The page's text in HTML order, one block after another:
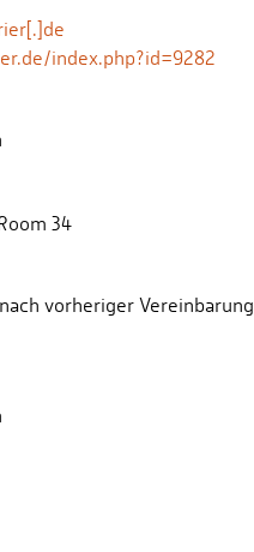
index.php?id=9282
34
vorheriger Vereinbarung